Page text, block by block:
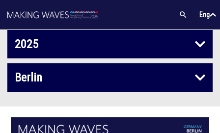
Eng
Eng 中文
2025
2023
Berlin
Lisbon